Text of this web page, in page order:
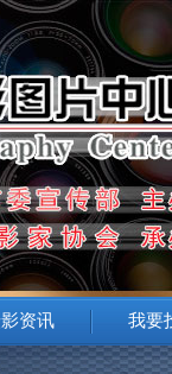
资讯 我要